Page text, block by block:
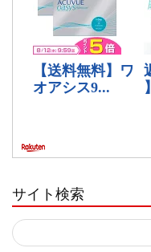
サイト検索